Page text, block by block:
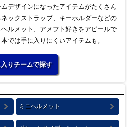
デザインになったアイテムがたくさん
ックストラップ、キーホルダーなどの
ルメット、アメフト好きをアピールで
では手に入りにくいアイテムも。
りチームで探す
ミニヘルメット